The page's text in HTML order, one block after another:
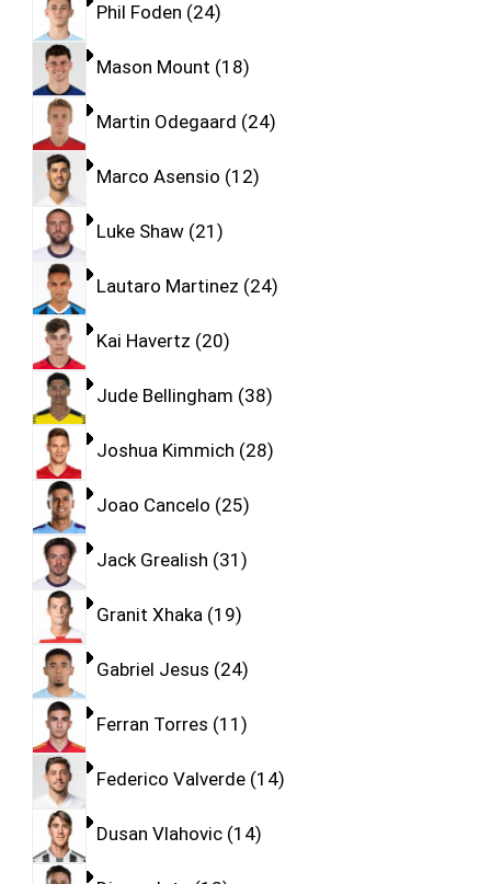
Phil Foden 24
Mason Mount 18
Martin Odegaard 24
Marco Asensio 12
Luke Shaw 21
Lautaro Martinez 24
Kai Havertz 20
Jude Bellingham 38
Joshua Kimmich 28
Joao Cancelo 25
Jack Grealish 31
Granit Xhaka 19
Gabriel Jesus 24
Ferran Torres 11
Federico Valverde 14
Dusan Vlahovic 14